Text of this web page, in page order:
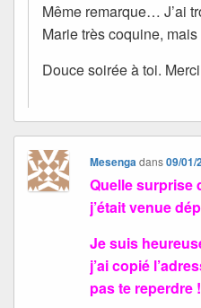
Même remarque… J’ai
Marie très coquine,
Douce soirée à toi.
Mesengadans09/01/
Quelle surprise
j’était venue
Je suis
j’ai copié
pas te reperdre !